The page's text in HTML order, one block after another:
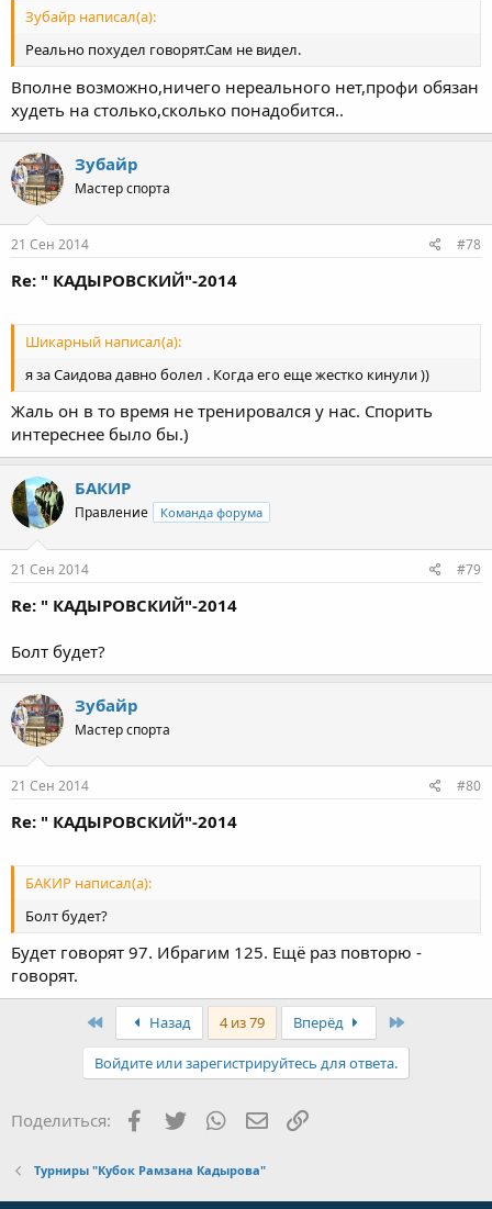
Зубайр написал(а):
Реально похудел говорят.Сам не видел.
Вполне возможно,ничего нереального нет,профи обязан
худеть на столько,сколько понадобится..
Зубайр
Мастер спорта
21 Сен 2014 #78
Re: " КАДЫРОВСКИЙ"-2014
Шикарный написал(а):
я за Саидова давно болел . Когда его еще жестко кинули ))
Жаль он в то время не тренировался у нас. Спорить
интереснее было бы.)
БАКИР
Правление Команда форума
21 Сен 2014 #79
Re: " КАДЫРОВСКИЙ"-2014
Болт будет?
Зубайр
Мастер спорта
21 Сен 2014 #80
Re: " КАДЫРОВСКИЙ"-2014
БАКИР написал(а):
Болт будет?
Будет говорят 97. Ибрагим 125. Ещё раз повторю -
говорят.
First Назад 4 из 79 Вперёд
Войдите или зарегистрируйтесь для ответа.
Поделиться: Facebook
Twitter WhatsAppЭлектронная почта
Турниры "Кубок Рамзана Кадырова"